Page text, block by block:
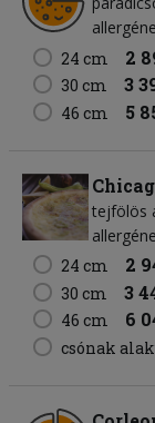
24 cm
2
30 cm 3
46 cm 5
tejfölös
24 cm
2
30 cm 3
46 cm 6
csónak